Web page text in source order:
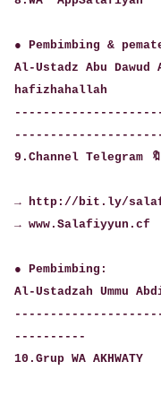
● Pembimbing &
Al-Ustadz Abu Dawud
hafizhahallah
9.Channel Telegram
→ http://bit.ly/
→ www.Salafiyyun.cf
● Pembimbing:
Al-Ustadzah Ummu
----------
10.Grup WA AKHWATY